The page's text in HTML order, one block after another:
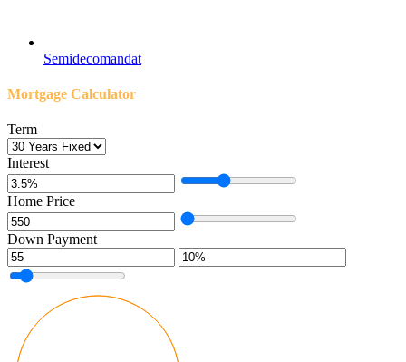
Semidecomandat
Mortgage Calculator
Term
Interest
Home Price
Down Payment